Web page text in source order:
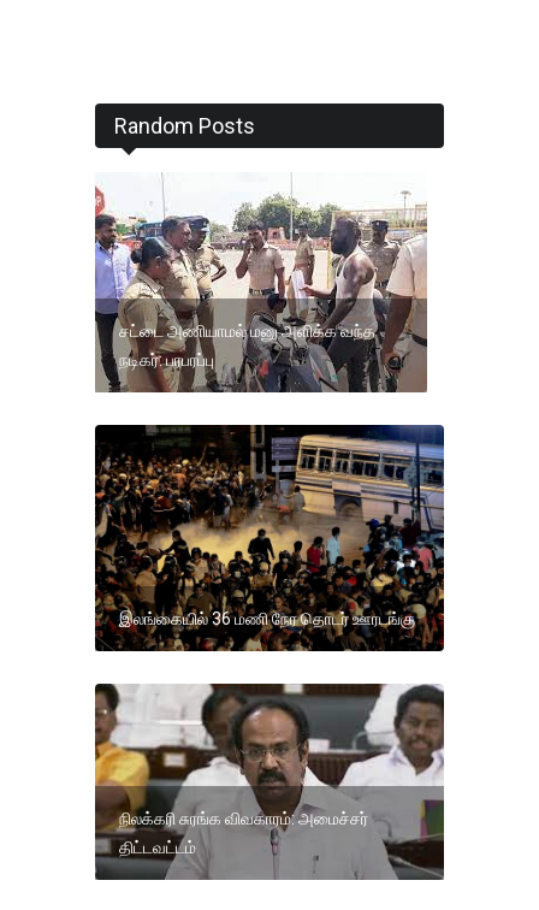
Random Posts
சட்டை அணியாமல் மனு அளிக்க வந்த
நடிகர்: பரபரப்பு
இலங்கையில் 36 மணி நேர தொடர் ஊரடங்கு
நிலக்கரி சுரங்க விவகாரம்: அமைச்சர்
திட்டவட்டம்